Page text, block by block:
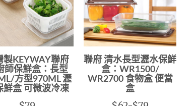
製KEYWAY聯府
師保鮮盒：長型
方型970ML 瀝
鮮盒 可微波冷凍
聯府 清水長型瀝水保鮮
盒：WR1500/
WR2700 食物盒 便當
盒